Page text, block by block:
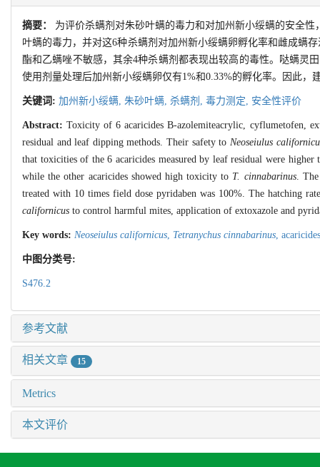
摘要： 为评价杀螨剂对朱砂叶螨的毒力和对加州新小绥螨的安全
叶螨的毒力，并对这6种杀螨剂对加州新小绥螨卵孵化率和雌成螨
酯和乙螨唑不敏感，其余4种杀螨剂都表现出较高的毒性。哒螨灵
使用剂量处理后加州新小绥螨卵仅有1%和0.33%的孵化率。因此
关键词: 加州新小绥螨, 朱砂叶螨, 杀螨剂, 毒力测定, 安全性评价
Abstract:Toxicity of 6 acaricides B-azolemiteacrylic, cyflumetofen,
residual and leaf dipping methods. Their safety to Neoseiulus
that toxicities of the 6 acaricides measured by leaf residual were
while the other acaricides showed high toxicity to T. cinnabarinus.
treated with 10 times field dose pyridaben was 100%. The hatching
californicus to control harmful mites, application of extoxazole and
Key words: Neoseiulus californicus, Tetranychus cinnabarinus,
中图分类号:
S476.2
参考文献
相关文章 15
Metrics
本文评价